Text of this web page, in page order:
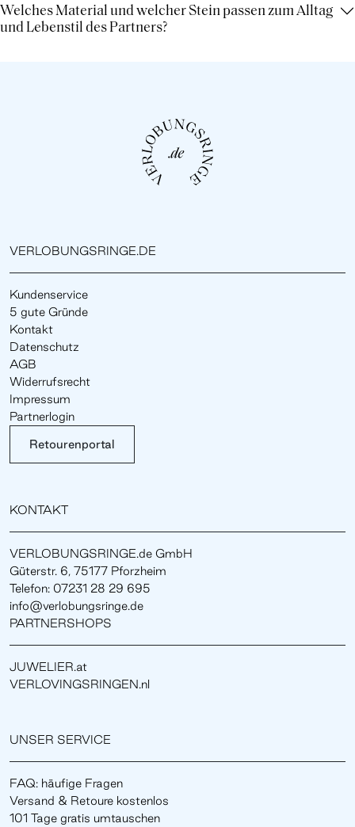
Welches Material und welcher Stein passen zum Alltag
und Lebenstil des Partners?
VERLOBUNGSRINGE.DE
Kundenservice
5 gute Gründe
Kontakt
Datenschutz
AGB
Widerrufsrecht
Impressum
Partnerlogin
Retourenportal
KONTAKT
VERLOBUNGSRINGE.de GmbH
Güterstr. 6, 75177 Pforzheim
Telefon: 07231 28 29 695
info@verlobungsringe.de
PARTNERSHOPS
JUWELIER.at
VERLOVINGSRINGEN.nl
UNSER SERVICE
FAQ: häufige Fragen
Versand & Retoure kostenlos
101 Tage gratis umtauschen